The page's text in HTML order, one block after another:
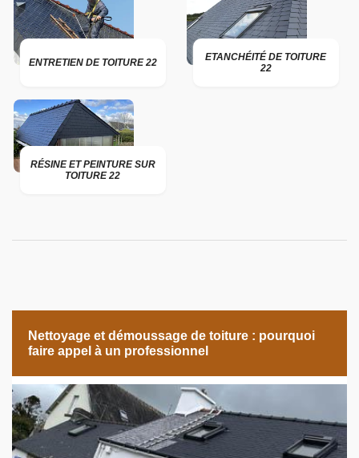
ENTRETIEN DE TOITURE 22
ETANCHÉITÉ DE TOITURE
22
RÉSINE ET PEINTURE SUR
TOITURE 22
Nettoyage et démoussage de toiture : pourquoi
faire appel à un professionnel